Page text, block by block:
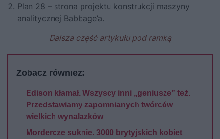
Plan 28 – strona projektu konstrukcji maszyny
analitycznej Babbage’a.
Dalsza część artykułu pod ramką
Zobacz również:
Edison kłamał. Wszyscy inni „geniusze” też.
Przedstawiamy zapomnianych twórców
wielkich wynalazków
Mordercze suknie. 3000 brytyjskich kobiet